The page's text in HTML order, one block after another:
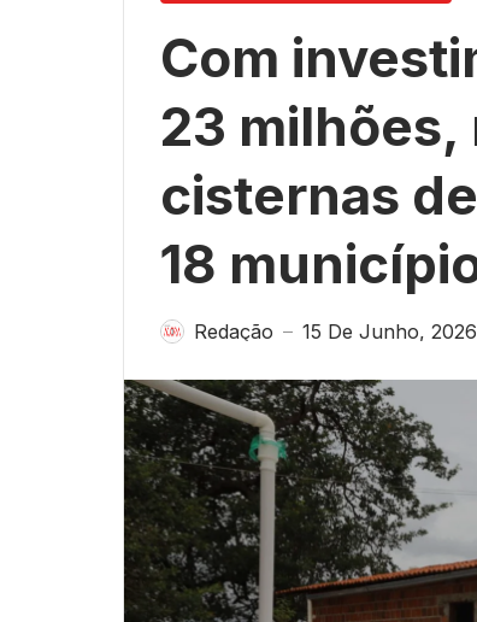
Com
23 milhões,
cisternas
18
Redação — 15 De Junho, 2026